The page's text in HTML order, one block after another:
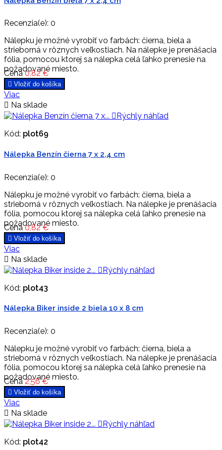
Recenzia(e): 0
Nálepku je možné vyrobiť vo farbách: čierna, biela a
strieborná v rôznych veľkostiach. Na nálepke je prenášacia
fólia, pomocou ktorej sa nálepka celá ľahko prenesie na
požadované miesto.
Cena 0,82 €
 Vložiť do košíka
Viac
 Na sklade
 Rýchly náhľad
Kód: plot69
Nálepka Benzín čierna 7 x 2,4 cm
Recenzia(e): 0
Nálepku je možné vyrobiť vo farbách: čierna, biela a
strieborná v rôznych veľkostiach. Na nálepke je prenášacia
fólia, pomocou ktorej sa nálepka celá ľahko prenesie na
požadované miesto.
Cena 0,82 €
 Vložiť do košíka
Viac
 Na sklade
Rýchly náhľad
Kód: plot43
Nálepka Biker inside 2 biela 10 x 8 cm
Recenzia(e): 0
Nálepku je možné vyrobiť vo farbách: čierna, biela a
strieborná v rôznych veľkostiach. Na nálepke je prenášacia
fólia, pomocou ktorej sa nálepka celá ľahko prenesie na
požadované miesto.
Cena 2,56 €
 Vložiť do košíka
Viac
 Na sklade
 Rýchly náhľad
Kód: plot42